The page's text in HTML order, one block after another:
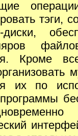
тэги,
диски,
Кроме
их по